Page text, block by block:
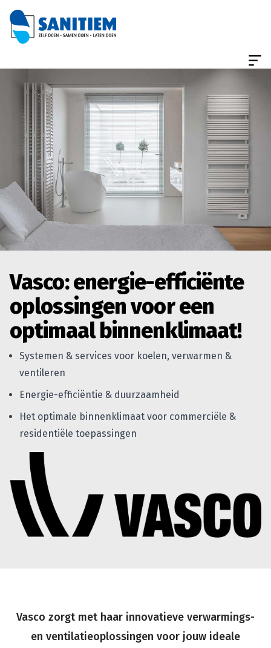
Vasco: energie-efficiënte
oplossingen voor een
optimaal binnenklimaat!
Systemen & services voor koelen, verwarmen &
ventileren
Energie-efficiëntie & duurzaamheid
Het optimale binnenklimaat voor commerciële &
residentiële toepassingen
Vasco zorgt met haar innovatieve verwarmings-
en ventilatieoplossingen voor jouw ideale